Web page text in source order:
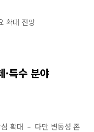
확대 전망
특수 분야
확대 ﹣ 다만 변동성 존